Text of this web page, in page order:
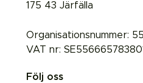
175 43 Järfälla
Organisationsnummer:
VAT nr:
Följ oss